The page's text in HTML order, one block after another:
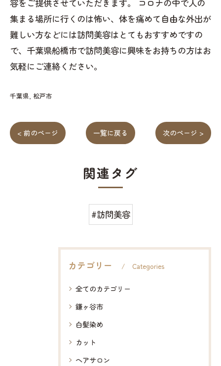
容をご提供させていただきます。 コロナの中で人の
集まる場所に行くのは怖い、体を痛めて自由な外出が
難しい方などには訪問美容はとてもおすすめですの
で、千葉県船橋市で訪問美容に興味をお持ちの方はお
気軽にご連絡ください。
千葉県 松戸市
< 前のページ 一覧に戻る 次のページ >
関連タグ
#訪問美容
カテゴリー Categories
全てのカテゴリー
鎌ヶ谷市
白髪染め
カット
ヘアサロン